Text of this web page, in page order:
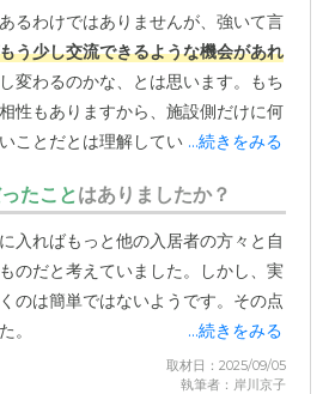
のが習慣になっています。その際
す」といった細かな時間の制限はあ
に訪問するので、施設側に毎回連絡
着いて姉と過ごすことができます。
て行くと姉も安心しているようで、
るだけでなく、姉の部屋の掃除をし
を手伝ったりと、家族としてできる
設にお願いすることもできますが、
てあげたいという気持ちもありま
て暮らしていると、こうしたくても
問した際に、ごく自然な形で家族と
。これも、今の施設でありがたいと
るわけではありませんが、強いて言
う少し交流できるような機会があれ
変わるのかな、とは思います。もち
性もありますから、施設側だけに何
ことだとは理解しています。...続きをみる
たことはありましたか？
入ればもっと他の入居者の方々と自
のだと考えていました。しかし、実
のは簡単ではないようです。その点
。
...続きをみる
取材日：2025/09/05
執筆者：岸川京子